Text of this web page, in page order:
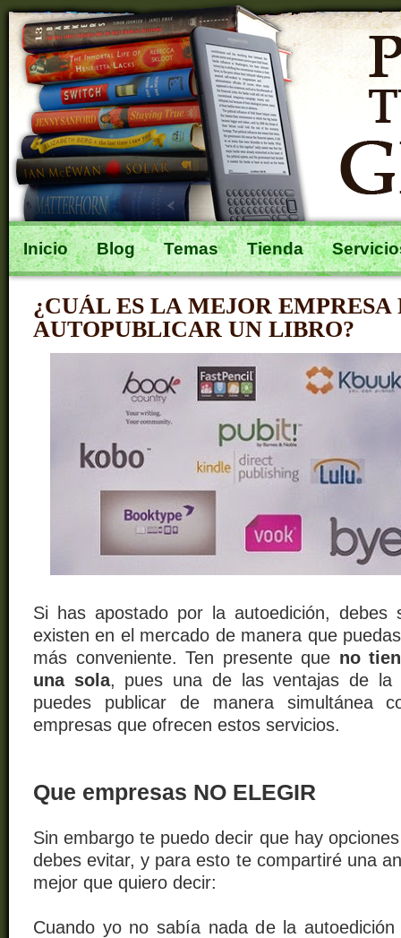
Inicio Blog Temas Tienda
¿CUÁL ES LA MEJOR EMPRESA
AUTOPUBLICAR UN LIBRO?
Si has apostado por la autoedición, debes
existen en el mercado de manera que
más conveniente. Ten presente que no
una sola, pues una de las ventajas de la
puedes publicar de manera simultánea
empresas que ofrecen estos servicios.
Que empresas NO ELEGIR
Sin embargo te puedo decir que hay
debes evitar, y para esto te compartiré una
mejor que quiero decir:
Cuando yo no sabía nada de la